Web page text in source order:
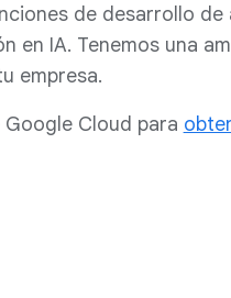
de desarrollo de
en IA. Tenemos una
empresa.
Cloud para